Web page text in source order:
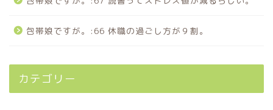
包帯娘ですが。:66 休職の過ごし方が９割。
カテゴリー